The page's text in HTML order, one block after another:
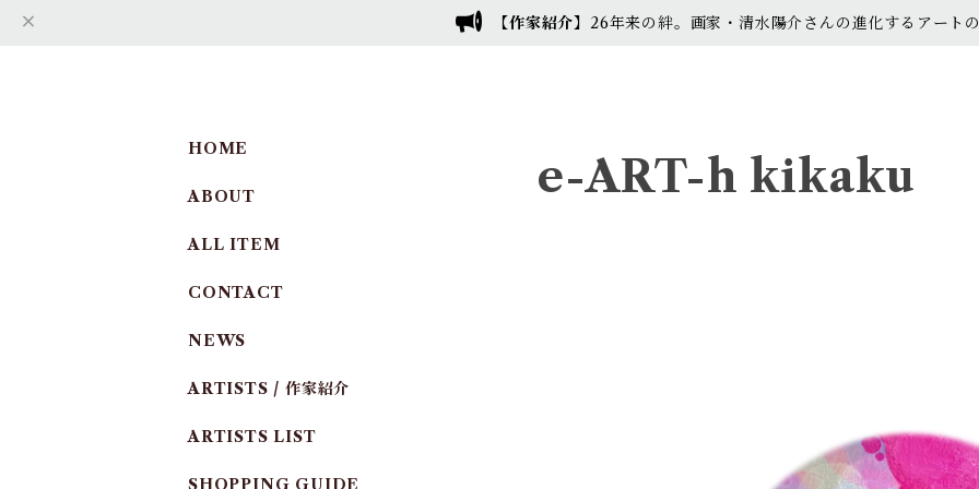
【作家紹介】26年来の絆。画家・清水陽介さんの進化するアート
e-ART-h kikaku
HOME
ABOUT
ALL ITEM
CONTACT
NEWS
ARTISTS / 作家紹介
ARTISTS LIST
SHOPPING GUIDE